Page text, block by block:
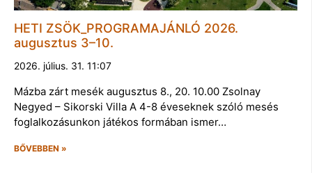
HETI ZSÖK_PROGRAMAJÁNLÓ 2026.
augusztus 3–10.
2026. július. 31. 11:07
Mázba zárt mesék augusztus 8., 20. 10.00 Zsolnay
Negyed – Sikorski Villa A 4-8 éveseknek szóló mesés
foglalkozásunkon játékos formában ismer…
BŐVEBBEN »